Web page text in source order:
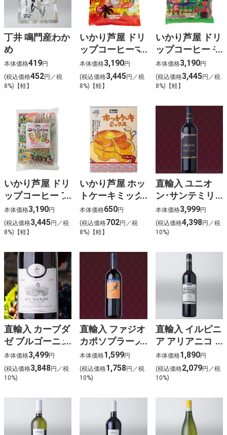
丁井 鳴門産わか
め
本体価格419円
(税込価格452円／税
8%)【軽】
いかり芦屋 ドリ
ップコーヒーマ
イルドブレンド
（30袋入）
本体価格3,190円
(税込価格3,445円／税
8%)【軽】
いかり芦屋 ドリ
ップコーヒー モ
カブレンド（30
袋入）
本体価格3,190円
(税込価格3,445円／税
8%)【軽】
いかり芦屋 ドリ
ップコーヒー ア
ソート（28袋
入）
本体価格3,190円
(税込価格3,445円／税
8%)【軽】
いかり芦屋 ホッ
トケーキミック
ス
本体価格650円
(税込価格702円／税
8%)【軽】
直輸入 ユニオ
ン･サンテミリ
オン ガリウス
サンテミリオ
ン･グランクリ
本体価格3,999円
(税込価格4,398円／税
10%)
直輸入 カーブダ
ゼ ブルゴーニュ
ピノノワール
(赤)
本体価格3,499円
(税込価格3,848円／税
10%)
直輸入 ファジオ
カポソプラーノ
ネーロダボーラ
(赤)
本体価格1,599円
(税込価格1,758円／税
10%)
直輸入 イルピニ
ア アリアニコ
DOC（赤）
本体価格1,890円
(税込価格2,079円／税
10%)